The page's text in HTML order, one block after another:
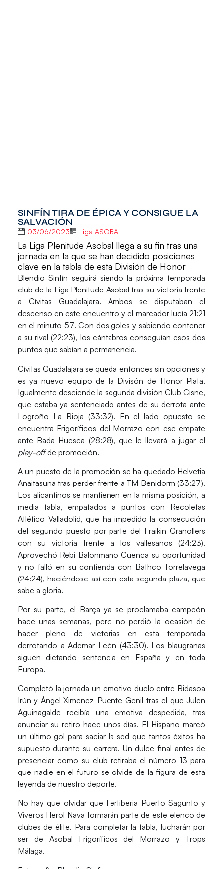
SINFÍN TIRA DE ÉPICA Y CONSIGUE LA
SALVACIÓN
03/06/2023 Liga ASOBAL
La Liga Plenitude Asobal llega a su fin tras una
jornada en la que se han decidido posiciones
clave en la tabla de esta División de Honor
Blendio Sinfín seguirá siendo la próxima temporada
club de la Liga Plenitude Asobal tras su victoria frente
a Cívitas Guadalajara. Ambos se disputaban el
descenso en este encuentro y el marcador lucía21:21
en elminuto 57. Con dos goles y sabiendo contener
a su rival(22:23), los cántabros conseguían esos dos
puntos que sabían a permanencia.
Cívitas Guadalajara se queda entonces sin opciones y
es ya nuevo equipo de la Divisón de Honor Plata.
Igualmente desciende la segunda división Club Cisne,
que estaba ya sentenciado antes de su derrota ante
Logroño La Rioja (33:32). En el lado opuesto se
encuentra Frigoríficos del Morrazo con ese empate
ante Bada Huesca (28:28), que le llevará a jugar el
play-offde promoción.
A un puesto de la promoción se ha quedado Helvetia
Anaitasuna tras perder frente aTM Benidorm (33:27).
Los alicantinos se mantienen en la misma posición, a
media tabla, empatados a puntos con Recoletas
Atlético Valladolid, que ha impedido la consecución
del segundo puesto por parte del Fraikin Granollers
con su victoria frente a los vallesanos(24:23).
Aprovechó Rebi Balonmano Cuenca su oportunidad
y no falló en su contienda con Bathco Torrelavega
(24:24), haciéndose así con esta segunda plaza, que
sabe a gloria.
Por su parte, el Barça ya se proclamaba campeón
hace unas semanas, pero no perdió la ocasión de
hacerpleno de victorias en esta temporada
derrotando a Ademar León (43:30). Los blaugranas
siguen dictando sentencia en España y en toda
Europa.
Completó la jornada un emotivo duelo entre Bidasoa
Irún y Ángel Ximenez-Puente Genil tras el queJulen
Aguinagalde recibía una emotiva despedida, tras
anunciar su retiro hace unos días. El Hispano marcó
un último gol para saciar la sed que tantos éxitos ha
supuesto durante su carrera. Un dulce final antes de
presenciar como su club retiraba elnúmero 13 para
que nadie en el futuro se olvide de la figura de esta
leyenda de nuestro deporte.
No hay que olvidar que Fertiberia Puerto Sagunto y
Viveros Herol Nava formarán parte de este elenco de
clubes de élite. Para completar la tabla, lucharán por
ser de Asobal Frigoríficos del Morrazo y Trops
Málaga.